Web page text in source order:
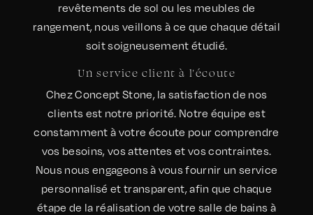
revêtements de sol ou les meubles de
rangement, nous veillons à ce que chaque détail
soit soigneusement étudié.
Un service client à l'écoute
Chez Concept Stone, la satisfaction de nos
clients est notre priorité. Notre équipe est
constamment à votre écoute pour comprendre
vos besoins, vos attentes et vos contraintes.
Nous nous engageons à vous fournir un service
personnalisé et transparent, afin que chaque
étape de la réalisation de votre salle de bains à